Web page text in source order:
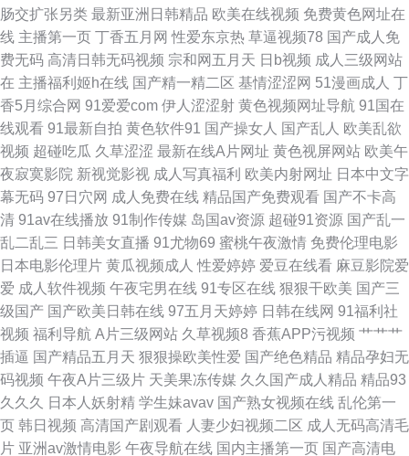
伊人婷婷色香五月 wwwav麻豆网 激情文学另类av 欧美爽爽 午夜剧场在线爽
爽 91探花传媒 成人91破解版 黄色免费视频网站 少妇黑森林 91黄在线 大香
蕉www久久 九一人人干 日本岛国片 香蕉黄色片 婷婷午夜福利影院 国产盗摄
AV 日本三级毛 国产肏屄片 五月香蕉网 国产原创自拍av 日韩性爱图 大香蕉
久久资源 欧美性另类视频 91九色海角 含羞草免费91 三级片av操操 97熟女
资源站 日本簧色视频 成人视频迅雷下载 欧美性变态网 www91蘑菇 李宗瑞
乱淫 福利视频久 欧美丁香园婷婷 午夜福利导航网站 99拍99视频 九一一区
天天干网站 91色蝌蚪
肠交扩张另类 最新亚洲日韩精品 欧美在线视频 免费黄色网址在
线 主播第一页 丁香五月网 性爱东京热 草逼视频78 国产成人免
费无码 高清日韩无码视频 宗和网五月天 日b视频 成人三级网站
在 主播福利姬h在线 国产精一精二区 基情涩涩网 51漫画成人 丁
香5月综合网 91爱爱com 伊人涩涩射 黄色视频网址导航 91国在
线观看 91最新自拍 黄色软件91 国产操女人 国产乱人 欧美乱欲
视频 超碰吃瓜 久草涩涩 最新在线A片网址 黄色视屏网站 欧美午
夜寂寞影院 新视觉影视 成人写真福利 欧美内射网址 日本中文字
幕无码 97日穴网 成人免费在线 精品国产免费观看 国产不卡高
清 91av在线播放 91制作传媒 岛国av资源 超碰91资源 国产乱一
乱二乱三 日韩美女直播 91尤物69 蜜桃午夜激情 免费伦理电影
日本电影伦理片 黄瓜视频成人 性爱婷婷 爱豆在线看 麻豆影院爱
爱 成人软件视频 午夜宅男在线 91专区在线 狠狠干欧美 国产三
级国产 国产欧美日韩在线 97五月天婷婷 日韩在线网 91福利社
视频 福利导航 A片三级网站 久草视频8 香蕉APP污视频 艹艹艹
插逼 国产精品五月天 狠狠操欧美性爱 国产绝色精品 精品孕妇无
码视频 午夜A片三级片 天美果冻传媒 久久国产成人精品 精品93
久久久
日本人妖射精 学生妹avav 国产熟女视频在线 乱伦第一
页 韩日视频 高清国产剧观看 人妻少妇视频二区 成人无码高清毛
片 亚洲av激情电影 午夜导航在线 国内主播第一页 国产高清电